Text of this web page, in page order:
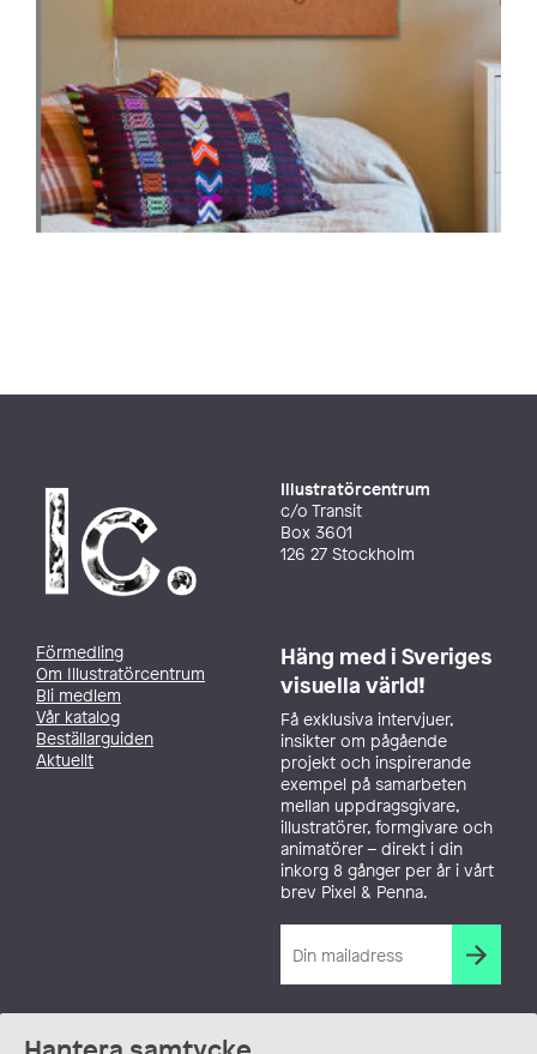
Illustratörcentrum
c/o Transit
Box 3601
126 27 Stockholm
Förmedling
Om Illustratörcentrum
Bli medlem
Vår katalog
Beställarguiden
Aktuellt
Häng med i Sveriges
visuella värld!
Få exklusiva intervjuer,
insikter om pågående
projekt och inspirerande
exempel på samarbeten
mellan uppdragsgivare,
illustratörer, formgivare och
animatörer – direkt i din
inkorg 8 gånger per år i vårt
brev Pixel & Penna.